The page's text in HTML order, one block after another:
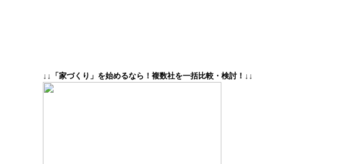
↓↓「家づくり」を始めるなら！複数社を一括比較・検討！↓↓